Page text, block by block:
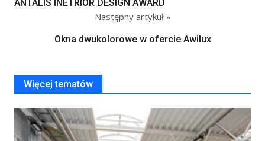
ANTALIS INETRIOR DESIGN AWARD
Następny artykuł »
Okna dwukolorowe w ofercie Awilux
Więcej tematów